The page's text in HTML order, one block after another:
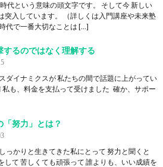
代という意味の頭文字です。 そして今 新しい
突入しています。 （詳しくは入門講座や未来塾
代で一番大切なことは […]
するのではなく理解する
ダイナミクスが 私たちの間で話題に上がってい
私も、料金を支払って受けました 確か、サポー
「努力」とは？
っかりと生きてきた私にとって 努力と聞くと
して 苦しくても頑張って 誰よりも、いい成績を